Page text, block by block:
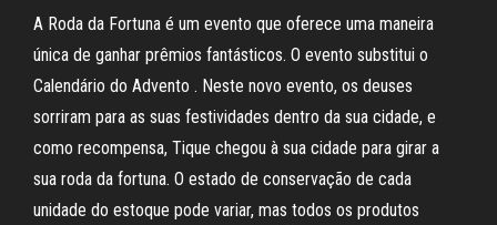
A Roda da Fortuna é um evento que oferece uma maneira
única de ganhar prêmios fantásticos. O evento substitui o
Calendário do Advento . Neste novo evento, os deuses
sorriram para as suas festividades dentro da sua cidade, e
como recompensa, Tique chegou à sua cidade para girar a
sua roda da fortuna. O estado de conservação de cada
unidade do estoque pode variar, mas todos os produtos